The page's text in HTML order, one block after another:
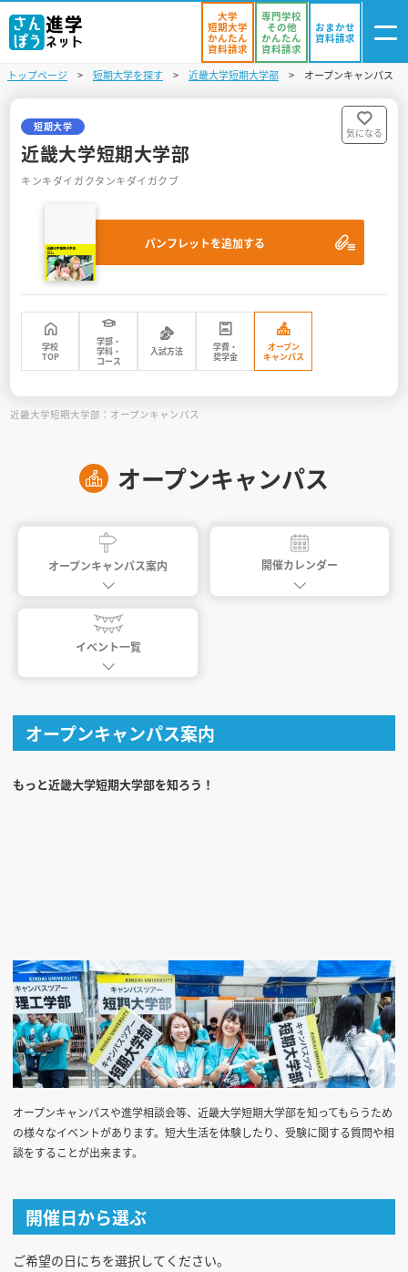
資料リスト
進学イベント
入試・受験入門
お役立ち情報
校内オンラインガイダンス
大学
短期大学
かんたん
資料請求
専門学校
その他
かんたん
資料請求
おまかせ
資料請求
トップページ 短期大学を探す 近畿大学短期大学部 オープンキャンパス
短期大学
近畿大学短期大学部
キンキダイガクタンキダイガクブ
パンフレットを追加する
気になる
学校
TOP
学部・
学科・
コース
入試方法
学費・
奨学金
オープン
キャンパス
近畿大学短期大学部：オープンキャンパス
オープンキャンパス
オープンキャンパス案内 開催カレンダー
イベント一覧
オープンキャンパス案内
もっと近畿大学短期大学部を知ろう！
オープンキャンパスや進学相談会等、近畿大学短期大学部を知ってもらうため
の様々なイベントがあります。短大生活を体験したり、受験に関する質問や相
談をすることが出来ます。
開催日から選ぶ
ご希望の日にちを選択してください。